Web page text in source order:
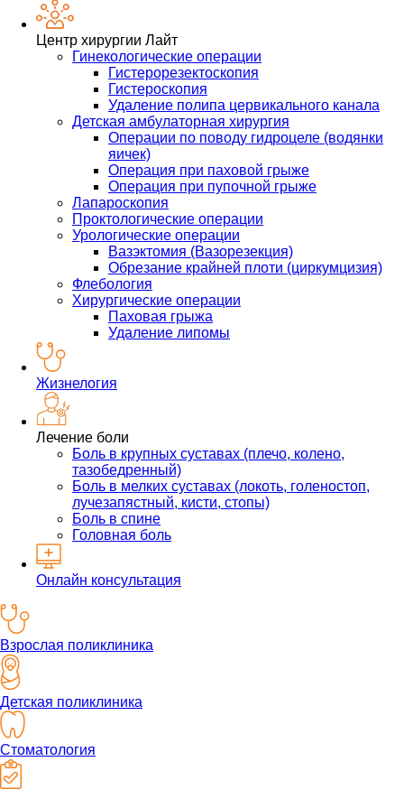
Центр хирургии Лайт
Гинекологические операции
Гистерорезектоскопия
Гистероскопия
Удаление полипа цервикального канала
Детская амбулаторная хирургия
Операции по поводу гидроцеле (водянки
яичек)
Операция при паховой грыже
Операция при пупочной грыже
Лапароскопия
Проктологические операции
Урологические операции
Вазэктомия (Вазорезекция)
Обрезание крайней плоти (циркумцизия)
Флебология
Хирургические операции
Паховая грыжа
Удаление липомы
Жизнелогия
Лечение боли
Боль в крупных суставах (плечо, колено,
тазобедренный)
Боль в мелких суставах (локоть, голеностоп,
лучезапястный, кисти, стопы)
Боль в спине
Головная боль
Онлайн консультация
Взрослая поликлиника
Детская поликлиника
Стоматология